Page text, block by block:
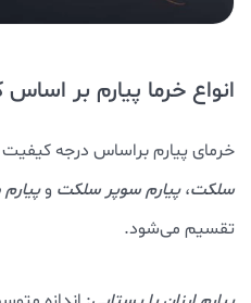
انواع خرما پیارم بر
خرمای پیارم براساس درجه
سلکت،پیارمسوپر سلکت وپیارم
تقسیم می‌شود.